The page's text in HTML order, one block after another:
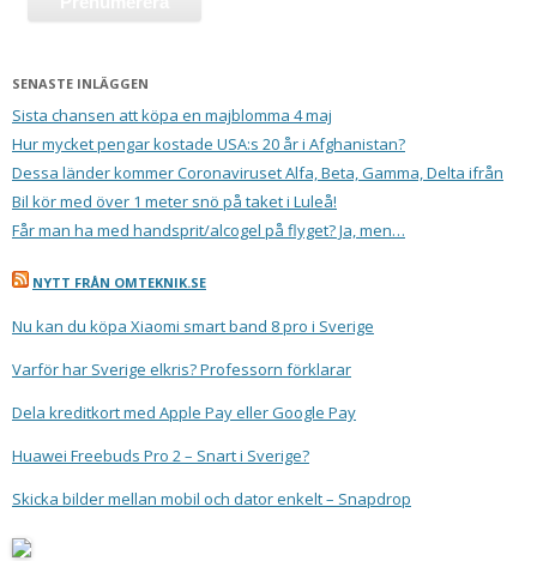
SENASTE INLÄGGEN
Sista chansen att köpa en majblomma 4 maj
Hur mycket pengar kostade USA:s 20 år i Afghanistan?
Dessa länder kommer Coronaviruset Alfa, Beta, Gamma, Delta ifrån
Bil kör med över 1 meter snö på taket i Luleå!
Får man ha med handsprit/alcogel på flyget? Ja, men…
NYTT FRÅN OMTEKNIK.SE
Nu kan du köpa Xiaomi smart band 8 pro i Sverige
Varför har Sverige elkris? Professorn förklarar
Dela kreditkort med Apple Pay eller Google Pay
Huawei Freebuds Pro 2 – Snart i Sverige?
Skicka bilder mellan mobil och dator enkelt – Snapdrop